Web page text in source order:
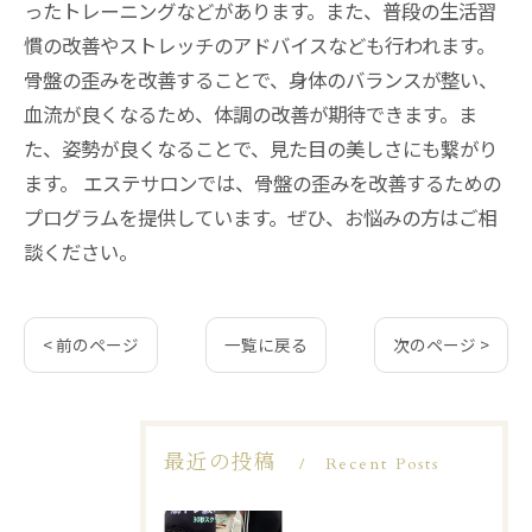
ったトレーニングなどがあります。また、普段の生活習
慣の改善やストレッチのアドバイスなども行われます。
骨盤の歪みを改善することで、身体のバランスが整い、
血流が良くなるため、体調の改善が期待できます。ま
た、姿勢が良くなることで、見た目の美しさにも繋がり
ます。 エステサロンでは、骨盤の歪みを改善するための
プログラムを提供しています。ぜひ、お悩みの方はご相
談ください。
< 前のページ 一覧に戻る 次のページ >
最近の投稿 Recent Posts